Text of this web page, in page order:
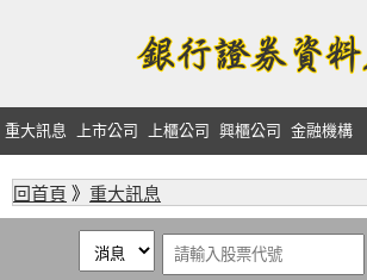
重大訊息 上市公司 上櫃公司 興櫃公司 金融機構
回首頁 》 重大訊息